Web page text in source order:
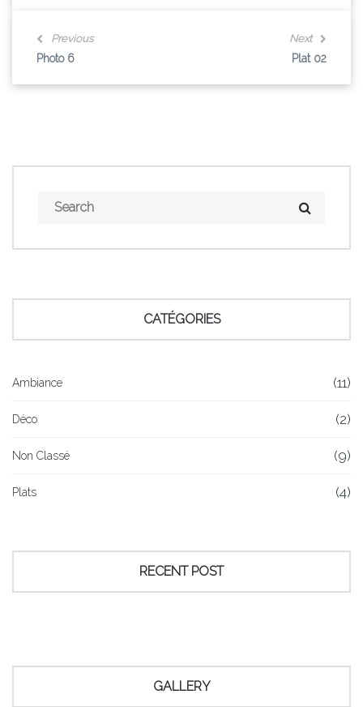
Next
Plat 02
Previous
Photo 6
CATÉGORIES
Ambiance (11)
Déco (2)
Non Classé (9)
Plats (4)
RECENT POST
GALLERY